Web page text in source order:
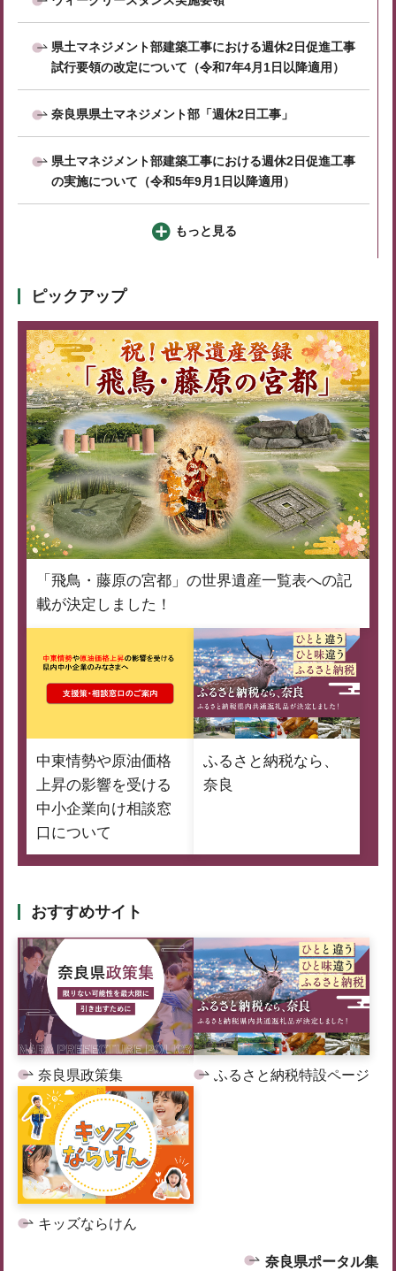
県土マネジメント部建築工事における週休2日促進工事
試行要領の改定について（令和7年4月1日以降適用）
奈良県県土マネジメント部「週休2日工事」
県土マネジメント部建築工事における週休2日促進工事
の実施について（令和5年9月1日以降適用）
もっと見る
ピックアップ
「飛鳥・藤原の宮都」の世界遺産一覧表への記
載が決定しました！
中東情勢や原油価格
上昇の影響を受ける
中小企業向け相談窓
口について
ふるさと納税なら、
奈良
おすすめサイト
奈良県政策集 ふるさと納税特設ページ
キッズならけん
奈良県ポータル集